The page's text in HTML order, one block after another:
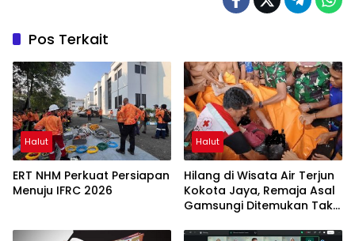
Pos Terkait
Halut
ERT NHM Perkuat Persiapan
Menuju IFRC 2026
Halut
Hilang di Wisata Air Terjun
Kokota Jaya, Remaja Asal
Gamsungi Ditemukan Tak